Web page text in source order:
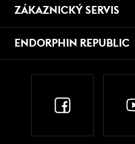
ZÁKAZNICKÝ SERVIS
ENDORPHIN REPUBLIC